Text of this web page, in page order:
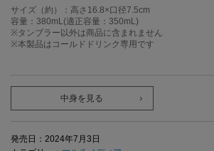
サイズ（約）：高さ16.8×口径7.5cm
容量：380mL(適正容量：350mL)
※タンブラー以外は商品に含まれません
※本製品はコールドドリンク専用です
中身を見る
発売日：2024年7月3日